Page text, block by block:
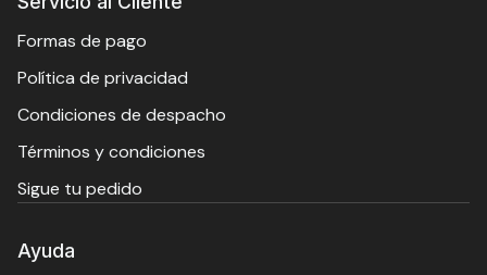
Formas de pago
Política de privacidad
Condiciones de despacho
Términos y condiciones
Sigue tu pedido
Ayuda